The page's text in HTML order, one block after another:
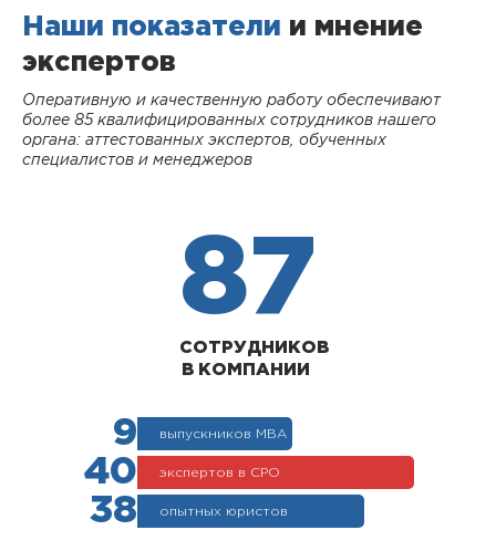
Наши показатели и мнение
экспертов
Оперативную и качественную работу обеспечивают
более 85 квалифицированных сотрудников нашего
органа: аттестованных экспертов, обученных
специалистов и менеджеров
87
СОТРУДНИКОВ
В КОМПАНИИ
9 выпускников МВА
40 экспертов в СРО
38 опытных юристов